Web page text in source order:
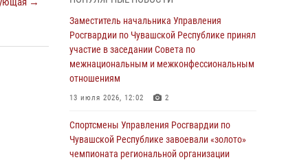
В июле сотрудники вневедомственной
охраны Росгвардии задержали более 200
граждан, подозреваемых в совершении
правонарушений
03 августа 2026, 08:20
В Росгвардии вспоминают российских
воинов, погибших в Первой мировой войне
1914-1918 годов
Заместитель начальника Управления
Росгвардии по Чувашской Республике принял
участие в заседании Совета по
межнациональным и межконфессиональным
отношениям
13 июля 2026, 12:02 2
Спортсмены Управления Росгвардии по
Чувашской Республике завоевали «золото»
чемпионата региональной организации